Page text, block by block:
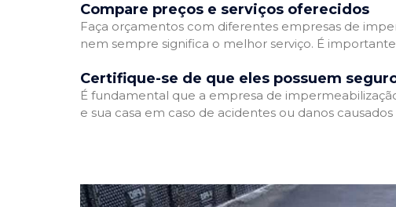
Compare preços e serviços oferecidos
Faça orçamentos com diferentes empresas de
nem sempre significa o melhor serviço. É
Certifique-se de que eles possuem
É fundamental que a empresa de
e sua casa em caso de acidentes ou danos